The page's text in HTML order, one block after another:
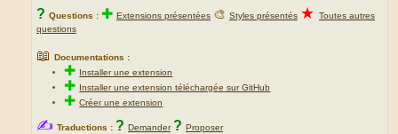
? Questions : ✚ Extensions présentées 🎨 Styles présentés ★ Toutes autres
questions
📖 Documentations :
✚ Installer une extension
✚ Installer une extension téléchargée sur GitHub
✚Créer une extension
✍ Traductions : ? Demander ? Proposer